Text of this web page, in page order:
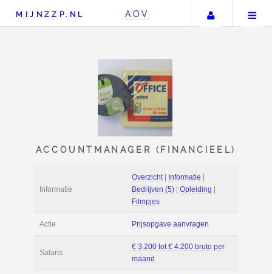
MIJNZZP.NL AOV Uw
ACCOUNTMANAGER
Overzicht